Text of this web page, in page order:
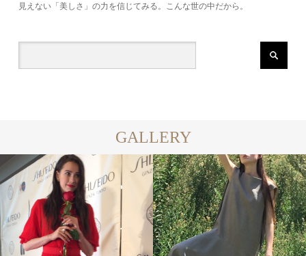
見えない「美しさ」の力を信じてみる。こんな世の中だから。
GALLERY